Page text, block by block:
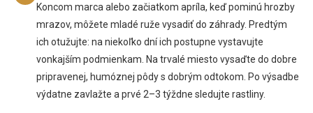
Koncom marca alebo začiatkom apríla, keď pominú hrozby
mrazov, môžete mladé ruže vysadiť do záhrady. Predtým
ich otužujte: na niekoľko dní ich postupne vystavujte
vonkajším podmienkam. Na trvalé miesto vysaďte do dobre
pripravenej, humóznej pôdy s dobrým odtokom. Po výsadbe
výdatne zavlažte a prvé 2–3 týždne sledujte rastliny.